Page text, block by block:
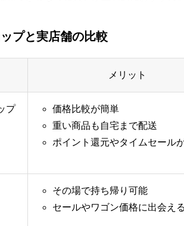
プと実店舗の比較
メリット
プ
価格比較が簡単
重い商品も自宅まで配送
ポイント還元やタイムセール
その場で持ち帰り可能
セールやワゴン価格に出会え